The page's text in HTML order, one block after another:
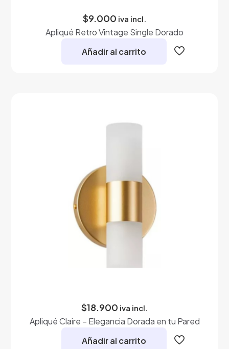
$9.000 iva incl.
Apliqué Retro Vintage Single Dorado
Añadir al carrito
$18.900 iva incl.
Apliqué Claire – Elegancia Dorada en tu Pared
Añadir al carrito